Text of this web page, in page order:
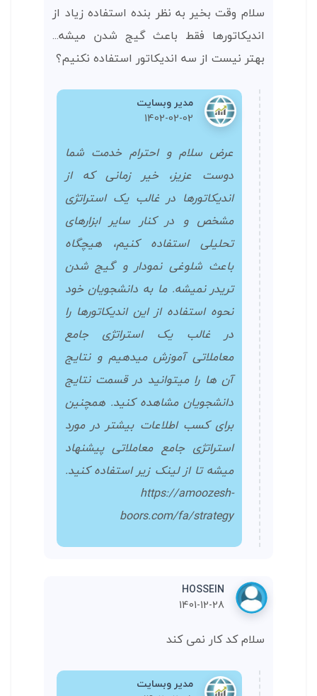
سلام وقت بخیر به نظر بنده استفاده زیاد از
اندیکاتورها فقط باعث گیج شدن میشه...
بهتر نیست از سه اندیکاتور استفاده نکنیم؟
مدیر وبسایت
1402-02-02
عرض سلام و احترام خدمت شما
دوست عزیز، خیر زمانی که از
اندیکاتورها در غالب یک استراتژی
مشخص و در کنار سایر ابزارهای
تحلیلی استفاده کنیم، هیچگاه
باعث شلوغی نمودار و گیج شدن
تریدر نمیشه. ما به دانشجویان خود
نحوه استفاده از این اندیکاتورها را
در غالب یک استراتژی جامع
معاملاتی آموزش میدهیم و نتایج
آن ها را میتوانید در قسمت نتایج
دانشجویان مشاهده کنید. همچنین
برای کسب اطلاعات بیشتر در مورد
استراتژی جامع معاملاتی پیشنهاد
میشه تا از لینک زیر استفاده کنید.
https://amoozesh-
boors.com/fa/strategy
HOSSEIN
1401-12-28
سلام کد کار نمی کند
مدیر وبسایت